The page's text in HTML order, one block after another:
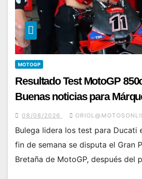
MOTOGP
Resultado Test MotoGP
Buenas noticias para
08/08/2026
Bulega lidera los test para Ducati
fin de semana se disputa el Gran
Bretaña de MotoGP, después del